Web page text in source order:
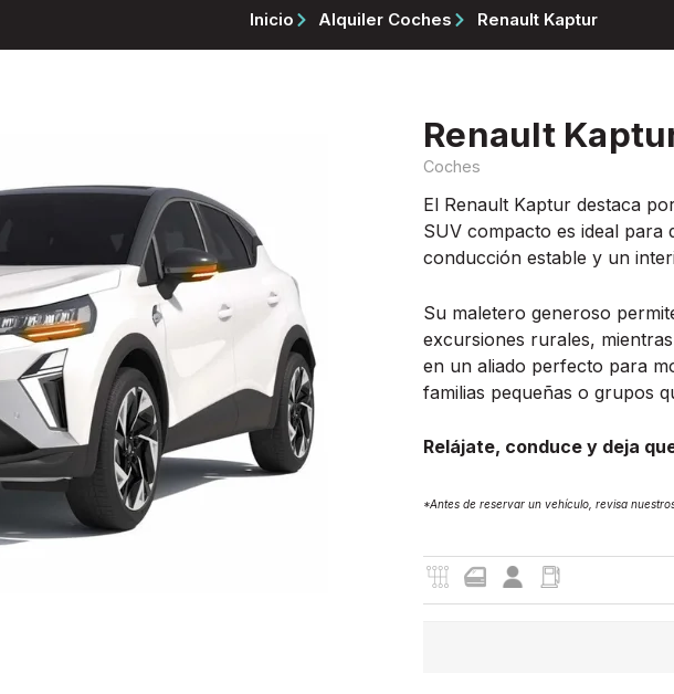
Inicio Alquiler Coches Renault Kaptur
Renault
Coches
El Renault Kaptur destaca
SUV compacto es ideal
conducción estable y un
Su maletero generoso
excursiones rurales,
en un aliado perfecto para
familias pequeñas o grupos
Relájate, conduce y deja
*Antes de reservar un vehículo, revisa